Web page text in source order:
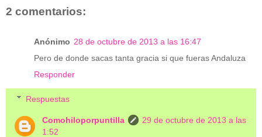
2 comentarios:
Anónimo 28 de octubre de 2013 a las 16:47
Pero de donde sacas tanta gracia si que fueras Andaluza
Responder
Respuestas
Comohiloporpuntilla
29 de octubre de 2013 a las
1:52